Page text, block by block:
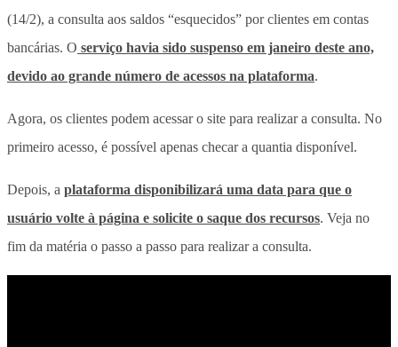
(14/2), a consulta aos saldos “esquecidos” por clientes em contas
bancárias. O serviço havia sido suspenso em janeiro deste ano,
devido ao grande número de acessos na plataforma.
Agora, os clientes podem acessar o site para realizar a consulta. No
primeiro acesso, é possível apenas checar a quantia disponível.
Depois, a plataforma disponibilizará uma data para que o
usuário volte à página e solicite o saque dos recursos. Veja no
fim da matéria o passo a passo para realizar a consulta.